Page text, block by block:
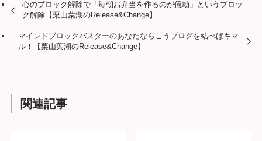
心のブロック解除で「毎朝お弁当を作るのが億劫」というブロッ
ク解除【栗山葉湖のRelease&Change】
マインドブロックバスターのあなたならこうブログを結べばキマ
ル！【栗山葉湖のRelease&Change】
関連記事